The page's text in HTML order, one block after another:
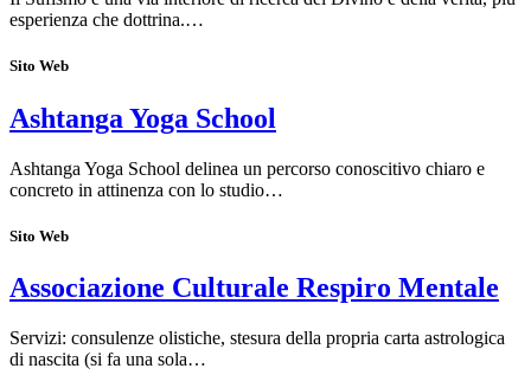
esperienza che dottrina.…
Sito Web
Ashtanga Yoga School
Ashtanga Yoga School delinea un percorso conoscitivo chiaro e
concreto in attinenza con lo studio…
Sito Web
Associazione Culturale Respiro Mentale
Servizi: consulenze olistiche, stesura della propria carta astrologica
di nascita (si fa una sola…